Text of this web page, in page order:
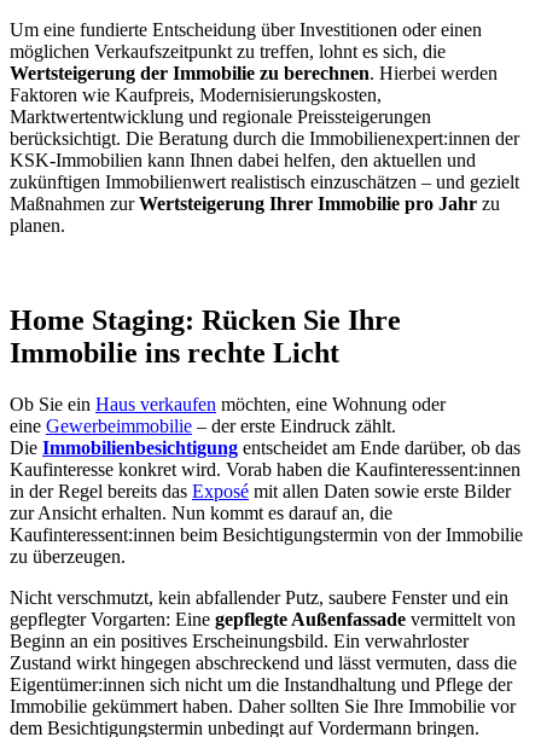
Um eine fundierte Entscheidung über Investitionen oder einen
möglichen Verkaufszeitpunkt zu treffen, lohnt es sich, die
Wertsteigerung der Immobilie zu berechnen. Hierbei werden
Faktoren wie Kaufpreis, Modernisierungskosten,
Marktwertentwicklung und regionale Preissteigerungen
berücksichtigt. Die Beratung durch die Immobilienexpert:innen der
KSK-Immobilien kann Ihnen dabei helfen, den aktuellen und
zukünftigen Immobilienwert realistisch einzuschätzen – und gezielt
Maßnahmen zurWertsteigerung Ihrer Immobilie pro Jahr zu
planen.
Home Staging: Rücken Sie Ihre
Immobilie ins rechte Licht
Ob Sie ein Haus verkaufen möchten, eine Wohnung oder
eine Gewerbeimmobilie – der erste Eindruck zählt.
Die Immobilienbesichtigung entscheidet am Ende darüber, ob das
Kaufinteresse konkret wird. Vorab haben die Kaufinteressent:innen
in der Regel bereits das Exposé mit allen Daten sowie erste Bilder
zur Ansicht erhalten. Nun kommt es darauf an, die
Kaufinteressent:innen beim Besichtigungstermin von der Immobilie
zu überzeugen.
Nicht verschmutzt, kein abfallender Putz, saubere Fenster und ein
gepflegter Vorgarten: Eine gepflegte Außenfassade vermittelt von
Beginn an ein positives Erscheinungsbild. Ein verwahrloster
Zustand wirkt hingegen abschreckend und lässt vermuten, dass die
Eigentümer:innen sich nicht um die Instandhaltung und Pflege der
Immobilie gekümmert haben. Daher sollten Sie Ihre Immobilie vor
dem Besichtigungstermin unbedingt auf Vordermann bringen.